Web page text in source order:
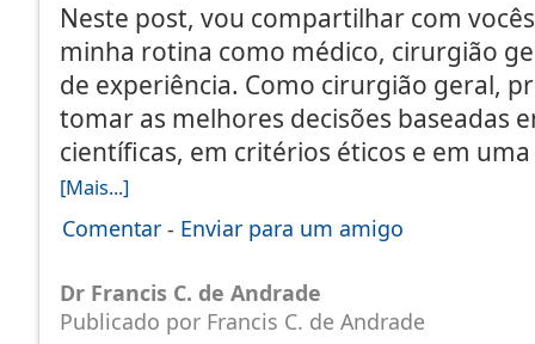
Neste post, vou compartilhar com
minha rotina como médico, cirurgião
de experiência. Como cirurgião geral,
tomar as melhores decisões baseadas
científicas, em critérios éticos e em
[Mais...]
Comentar - Enviar para um amigo
Dr Francis C. de Andrade
Publicado por Francis C. de Andrade